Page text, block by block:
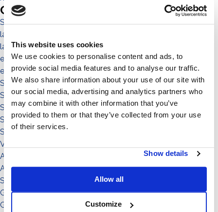
This website uses cookies
We use cookies to personalise content and ads, to
provide social media features and to analyse our traffic.
We also share information about your use of our site with
our social media, advertising and analytics partners who
may combine it with other information that you’ve
provided to them or that they’ve collected from your use
of their services.
Show details
Allow all
Customize
Categories
Sistema No-Flex
las personas
la comunidad
el entorno
el territorio
Sistema a Vela 11°
Sistema Est-Ovest
Sistema a Vela
Sistema Connect
Sistema Standard
Video illustrativi
Accessori
Accessorio
Sistema
Grado di inclinazione: 11°
Grado di inclinazione: 12°